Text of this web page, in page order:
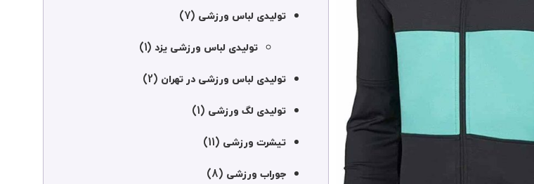
تولیدی لباس ورزشی (7)
تولیدی لباس ورزشی یزد (1)
تولیدی لباس ورزشی در تهران (2)
تولیدی لگ ورزشی (1)
تیشرت ورزشی (11)
جوراب ورزشی (8)